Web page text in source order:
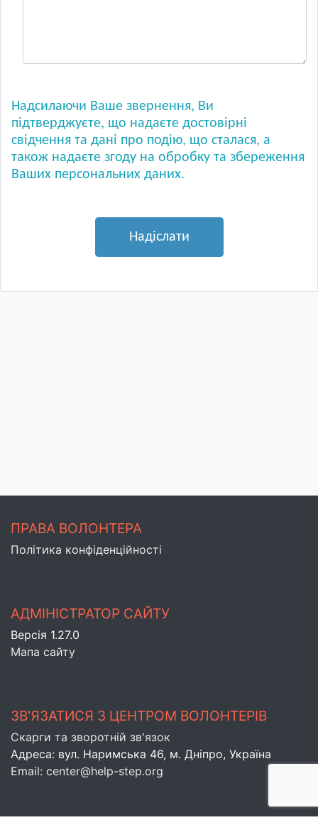
Надсилаючи Ваше звернення, Ви
підтверджуєте, що надаєте достовірні
свідчення та дані про подію, що сталася, а
також надаєте згоду на обробку та збереження
Ваших персональних даних.
Надіслати
ПРАВА ВОЛОНТЕРА
Політика конфіденційності
АДМІНІСТРАТОР САЙТУ
Версія 1.27.0
Мапа сайту
ЗВ'ЯЗАТИСЯ З ЦЕНТРОМ ВОЛОНТЕРІВ
Скарги та зворотній зв'язок
Адреса: вул. Наримська 46, м. Днiпро, Україна
Email: center@help-step.org